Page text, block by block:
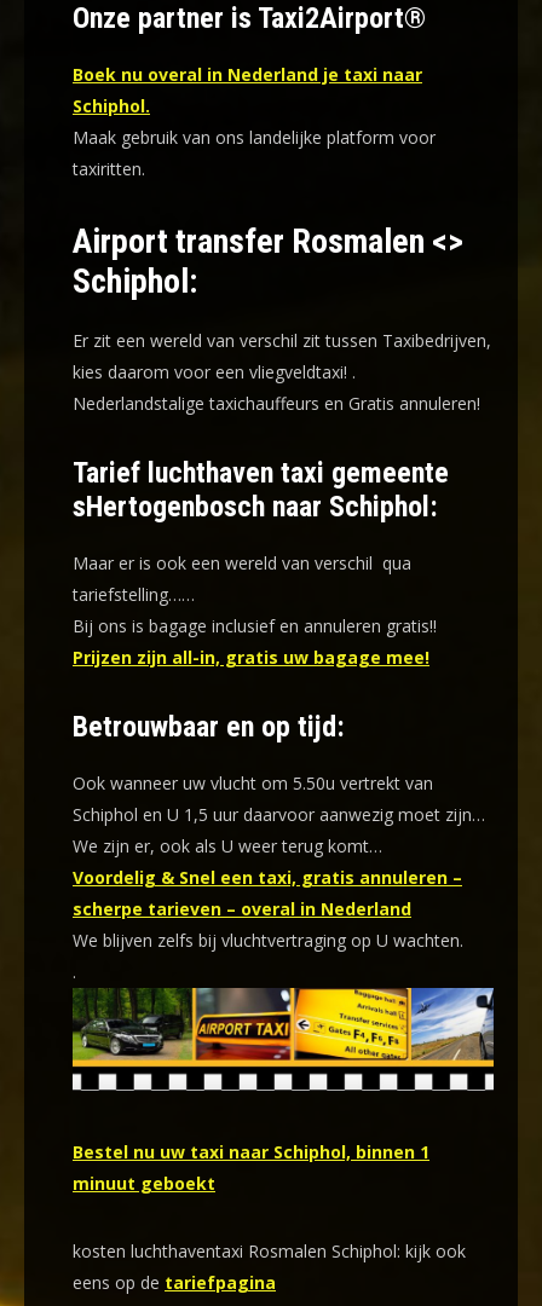
Onze partner is Taxi2Airport®
Boek nu overal in Nederland je taxi naar
Schiphol.
Maak gebruik van ons landelijke platform voor
taxiritten.
Airport transfer Rosmalen <>
Schiphol:
Er zit een wereld van verschil zit tussen Taxibedrijven,
kies daarom voor een vliegveldtaxi! .
Nederlandstalige taxichauffeurs en Gratis annuleren!
Tarief luchthaven taxi gemeente
sHertogenbosch naar Schiphol:
Maar er is ook een wereld van verschil qua
tariefstelling……
Bij ons is bagage inclusief en annuleren gratis!!
Prijzen zijn all-in, gratis uw bagage mee!
Betrouwbaar en op tijd:
Ook wanneer uw vlucht om 5.50u vertrekt van
Schiphol en U 1,5 uur daarvoor aanwezig moet zijn…
We zijn er, ook als U weer terug komt…
Voordelig & Snel een taxi, gratis annuleren –
scherpe tarieven – overal in Nederland
We blijven zelfs bij vluchtvertraging op U wachten.
.
Bestel nu uw taxi naar Schiphol, binnen 1
minuut geboekt
kosten luchthaventaxi Rosmalen Schiphol: kijk ook
eens op de tariefpagina